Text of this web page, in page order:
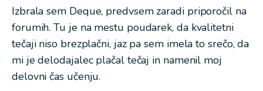
Izbrala sem Deque, predvsem zaradi priporočil na
forumih. Tu je na mestu poudarek, da kvalitetni
tečaji niso brezplačni, jaz pa sem imela to srečo, da
mi je delodajalec plačal tečaj in namenil moj
delovni čas učenju.